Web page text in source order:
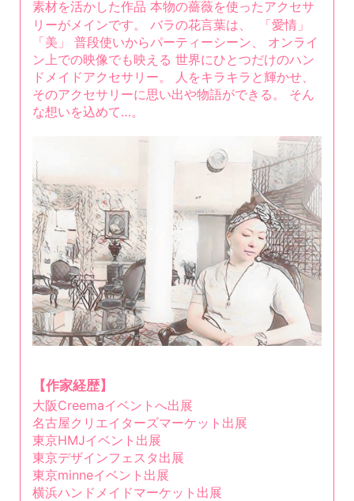
素材を活かした作品 本物の薔薇を使ったアクセサ
リーがメインです。 バラの花言葉は、 「愛情」
「美」 普段使いからパーティーシーン、 オンライ
ン上での映像でも映える 世界にひとつだけのハン
ドメイドアクセサリー。 人をキラキラと輝かせ、
そのアクセサリーに思い出や物語ができる。 そん
な想いを込めて…。
【作家経歴】
大阪Creemaイベントへ出展
名古屋クリエイターズマーケット出展
東京HMJイベント出展
東京デザインフェスタ出展
東京minneイベント出展
横浜ハンドメイドマーケット出展